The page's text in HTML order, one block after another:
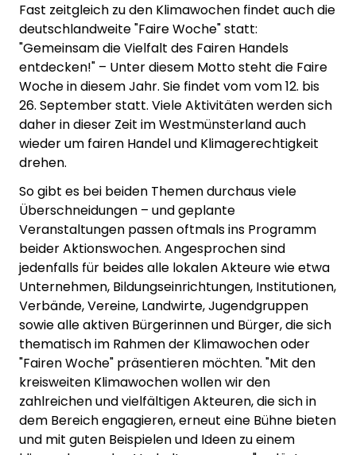
Fast zeitgleich zu den Klimawochen findet auch die
deutschlandweite "Faire Woche" statt:
"Gemeinsam die Vielfalt des Fairen Handels
entdecken!" – Unter diesem Motto steht die Faire
Woche in diesem Jahr. Sie findet vom vom 12. bis
26. September statt. Viele Aktivitäten werden sich
daher in dieser Zeit im Westmünsterland auch
wieder um fairen Handel und Klimagerechtigkeit
drehen.
So gibt es bei beiden Themen durchaus viele
Überschneidungen – und geplante
Veranstaltungen passen oftmals ins Programm
beider Aktionswochen. Angesprochen sind
jedenfalls für beides alle lokalen Akteure wie etwa
Unternehmen, Bildungseinrichtungen, Institutionen,
Verbände, Vereine, Landwirte, Jugendgruppen
sowie alle aktiven Bürgerinnen und Bürger, die sich
thematisch im Rahmen der Klimawochen oder
"Fairen Woche" präsentieren möchten. "Mit den
kreisweiten Klimawochen wollen wir den
zahlreichen und vielfältigen Akteuren, die sich in
dem Bereich engagieren, erneut eine Bühne bieten
und mit guten Beispielen und Ideen zu einem